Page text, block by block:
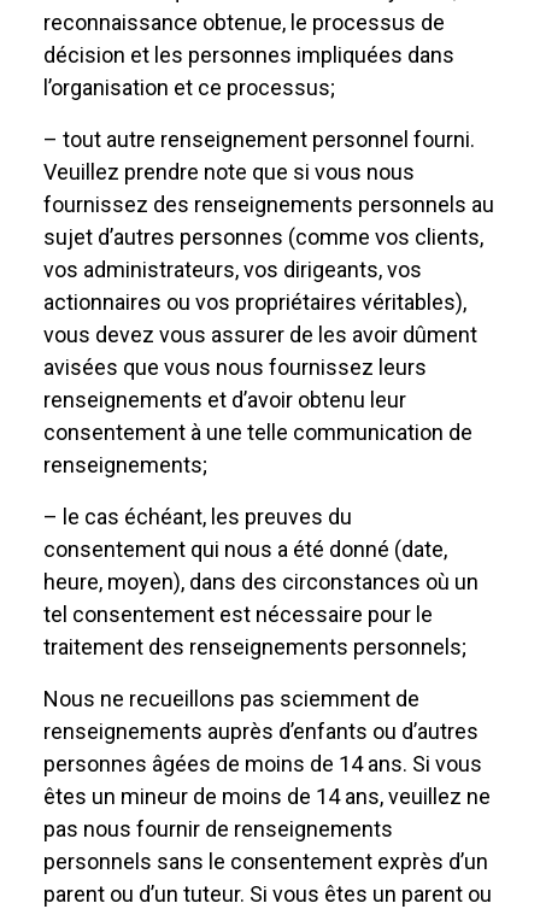
reconnaissance obtenue, le processus de
décision et les personnes impliquées dans
l’organisation et ce processus;
– tout autre renseignement personnel fourni.
Veuillez prendre note que si vous nous
fournissez des renseignements personnels au
sujet d’autres personnes (comme vos clients,
vos administrateurs, vos dirigeants, vos
actionnaires ou vos propriétaires véritables),
vous devez vous assurer de les avoir dûment
avisées que vous nous fournissez leurs
renseignements et d’avoir obtenu leur
consentement à une telle communication de
renseignements;
– le cas échéant, les preuves du
consentement qui nous a été donné (date,
heure, moyen), dans des circonstances où un
tel consentement est nécessaire pour le
traitement des renseignements personnels;
Nous ne recueillons pas sciemment de
renseignements auprès d’enfants ou d’autres
personnes âgées de moins de 14 ans. Si vous
êtes un mineur de moins de 14 ans, veuillez ne
pas nous fournir de renseignements
personnels sans le consentement exprès d’un
parent ou d’un tuteur. Si vous êtes un parent ou